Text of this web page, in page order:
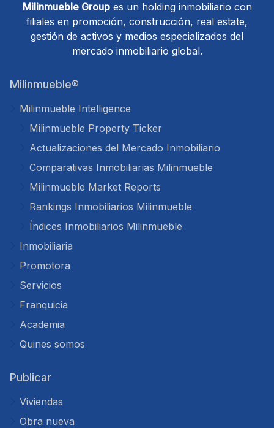
Milinmueble Groupes un holding inmobiliario con
filiales en promoción, construcción, real estate,
gestión de activos y medios especializados del
mercado inmobiliario global.
Milinmueble®
Milinmueble Intelligence
Milinmueble Property Ticker
Actualizaciones del Mercado Inmobiliario
Comparativas Inmobiliarias Milinmueble
Milinmueble Market Reports
Rankings Inmobiliarios Milinmueble
Índices Inmobiliarios Milinmueble
Inmobiliaria
Promotora
Servicios
Franquicia
Academia
Quines somos
Publicar
Viviendas
Obra nueva